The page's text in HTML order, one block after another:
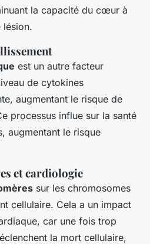
la capacité du cœur à
lésion.
est un autre facteur
de cytokines
augmentant le risque de
processus influe sur la santé
augmentant le risque
et cardiologie
sur les chromosomes
cellulaire. Cela a un impact
car une fois trop
la mort cellulaire,